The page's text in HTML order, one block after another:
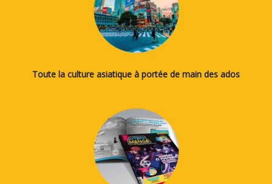
Toute la culture asiatique à portée de main des ados